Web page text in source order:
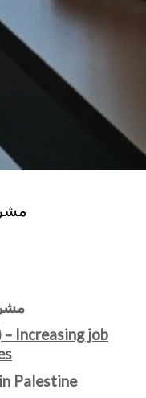
Increasing job
for vulnerable people in Palestine